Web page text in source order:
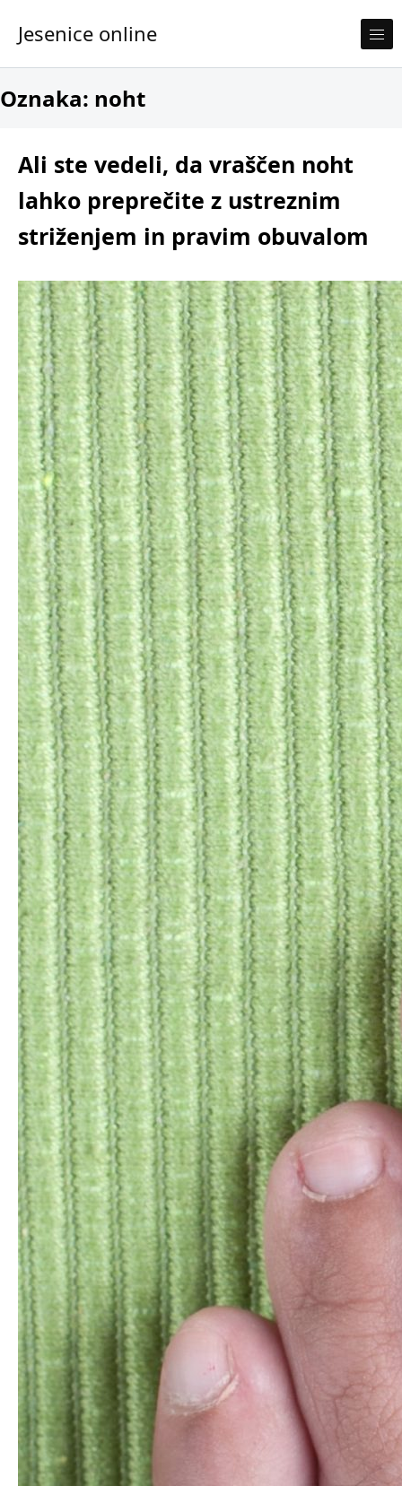
Skip to content
Jesenice online
Oznaka: noht
Ali ste vedeli, da vraščen noht
lahko preprečite z ustreznim
striženjem in pravim obuvalom